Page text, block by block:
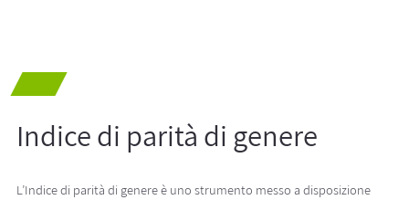
Indice di parità di genere
L’Indice di parità di genere è uno strumento messo a disposizione